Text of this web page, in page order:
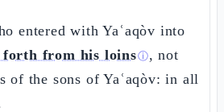
entered with Yaʿaqòv into
forth from his loinsⓘ, not
of the sons of Yaʿaqòv: in all